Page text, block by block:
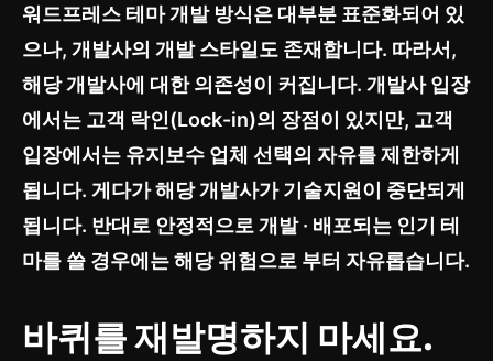
워드프레스 테마 개발 방식은 대부분 표준화되어 있
으나, 개발사의 개발 스타일도 존재합니다. 따라서,
해당 개발사에 대한 의존성이 커집니다. 개발사 입장
에서는 고객 락인(Lock-in)의 장점이 있지만, 고객
입장에서는 유지보수 업체 선택의 자유를 제한하게
됩니다. 게다가 해당 개발사가 기술지원이 중단되게
됩니다. 반대로 안정적으로 개발 · 배포되는 인기 테
마를 쓸 경우에는 해당 위험으로 부터 자유롭습니다.
바퀴를 재발명하지 마세요.